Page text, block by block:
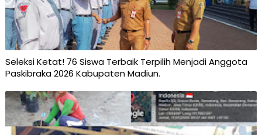
Seleksi Ketat! 76 Siswa Terbaik Terpilih Menjadi Anggota
Paskibraka 2026 Kabupaten Madiun.